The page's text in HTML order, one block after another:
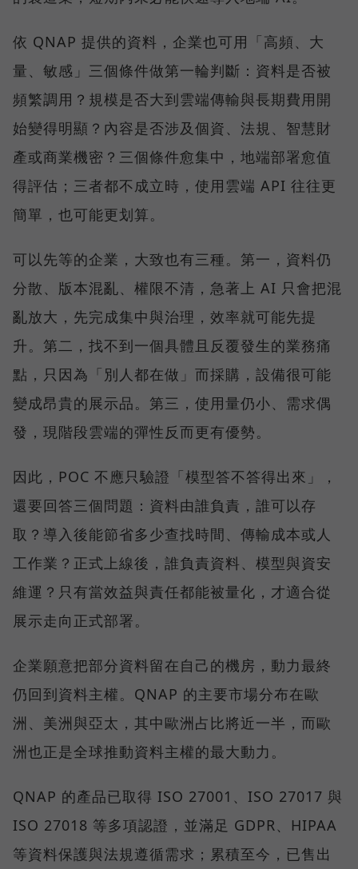
依 QNAP 提供的資料，企業也可用「高頻、大
量、敏感」三個條件做第一輪判斷：資料是否被
頻繁調用？規模是否大到雲端傳輸與長期費用開
始變得明顯？內容是否涉及個資、法規、智慧財
產或商業機密？三個條件愈集中，地端部署愈值
得評估；三者都不成立時，使用雲端 API 往往更
簡單，也可能更划算。
可以先等的企業，大致也有三種。第一，資料仍
分散、版本混亂、權限不清，急著上 AI 只會把混
亂放大，先完成集中與治理，效率就可能先提
升。第二，找不到一個具體且反覆發生的業務痛
點，只因為「別人都在做」而採購，設備很可能
變成昂貴的展示品。第三，使用量仍小、需求偶
發，現階段雲端的彈性反而更有優勢。
因此，POC 不應只驗證「模型答不答得出來」，
還要回答三個問題：資料由誰負責，誰可以存
取？導入後能節省多少查找時間、傳輸成本或人
工作業？正式上線後，誰負責資料、模型與資安
維運？只有當效益與責任都能被量化，才適合從
展示走向正式部署。
企業願意把部分資料留在自己的機房，動力最終
仍回到資料主權。QNAP 的主要市場分布在歐
洲、美洲與亞太，其中歐洲占比將近一半，而歐
洲也正是全球推動資料主權的最大動力。
QNAP 的產品已取得 ISO 27001、ISO 27017 與
ISO 27018 等多項認證，並滿足 GDPR、HIPAA
等資料保護與法規遵循需求；累積至今，已售出